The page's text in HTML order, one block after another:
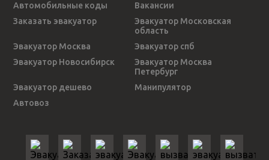
Автомобильные коды
Вакансии
Заказать эвакуатор
Эвакуатор Московская
область
Эвакуатор Москва
Эвакуатор спб
Эвакуатор Новосибирск
Эвакуатор Москва
Петербург
Эвакуатор дешево
Манипулятор
Автовоз